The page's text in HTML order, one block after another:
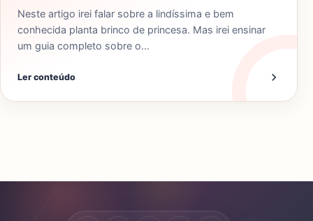
Neste artigo irei falar sobre a lindíssima e bem
conhecida planta brinco de princesa. Mas irei ensinar
um guia completo sobre o…
Ler conteúdo